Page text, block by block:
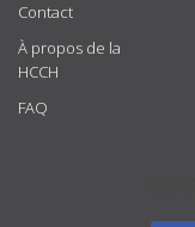
Contact
À propos de la
HCCH
FAQ